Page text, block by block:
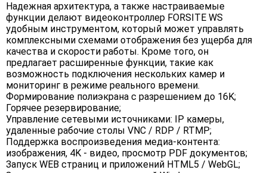
Надежная архитектура, а также настраиваемые
функции делают видеоконтроллер FORSITE WS
удобным инструментом, который может управлять
комплексными схемами отображения без ущерба для
качества и скорости работы. Кроме того, он
предлагает расширенные функции, такие как
возможность подключения нескольких камер и
мониторинг в режиме реального времени.
Формирование полиэкрана с разрешением до 16K;
Горячее резервирование;
Управление сетевыми источниками: IP камеры,
удаленные рабочие столы VNC / RDP / RTMP;
Поддержка воспроизведения медиа-контента:
изображения, 4K - видео, просмотр PDF документов;
Запуск WEB страниц и приложений HTML5 / WebGL;